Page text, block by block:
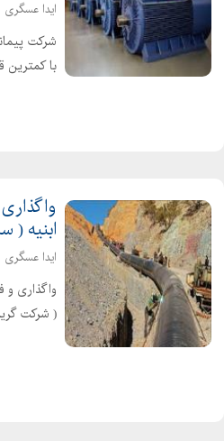
ایدا عسگری
با کمترین
ابنیه (
ایدا عسگری
سهامی
و بدهی